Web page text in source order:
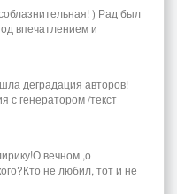
) Рад был
впечатлением и
деградация авторов!
с генератором /текст
вечном ,о
не любил, тот и не